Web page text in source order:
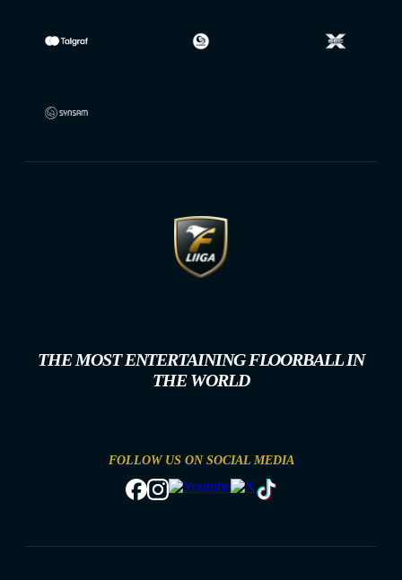
THE MOST ENTERTAINING FLOORBALL IN
THE WORLD
FOLLOW US ON SOCIAL MEDIA